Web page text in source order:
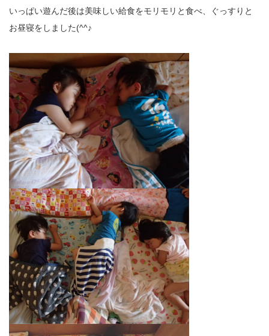
いっぱい遊んだ後は美味しい給食をモリモリと食べ、ぐっすりと
お昼寝をしました(^^♪